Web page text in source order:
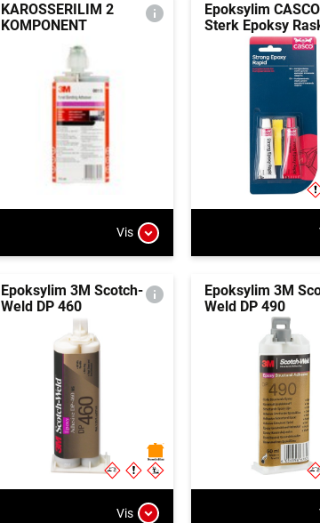
KAROSSERILIM 2
KOMPONENT
Vis
Epoksylim CASCO
Sterk Epoksy
Epoksylim 3M Scotch-
Weld DP 460
Vis
Epoksylim 3M
Weld DP 490